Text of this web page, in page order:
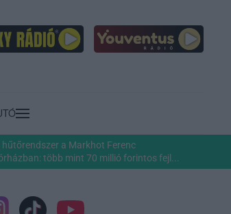
hűtőrendszer a Markhot Ferenc
több mint 70 millió forintos fejl...